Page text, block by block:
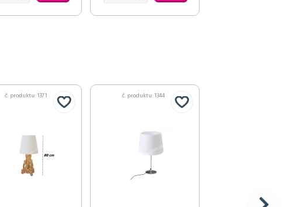
č. produktu: 1371 č. produktu: 1344